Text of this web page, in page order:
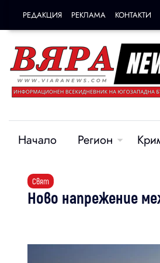
РЕДАКЦИЯ РЕКЛАМА КОНТАКТИ
Начало Регион
Свят
Ново напрежение